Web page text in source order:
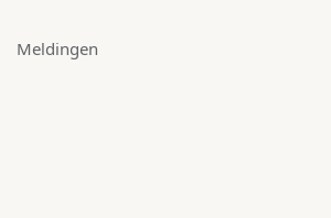
Meldingen